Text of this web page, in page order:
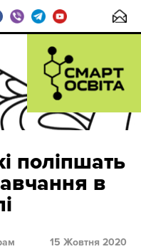
поліпшать
в
15 Жовтня 2020